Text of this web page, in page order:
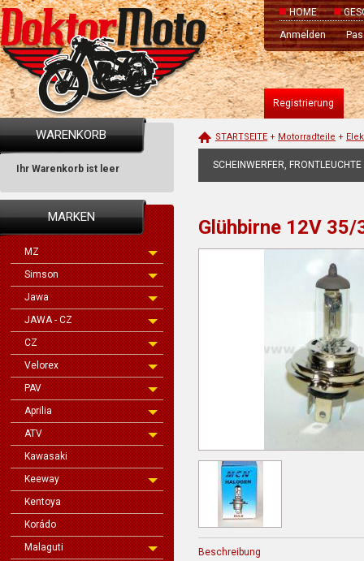
HOME
Anmelden
Registrierung
WARENKORB
Ihr Warenkorb ist leer
MARKEN
MZ
Simson
Jawa
JAWA - CZ
CZ
Velorex
PAV
Aprilia
ATV
Kawasaki
Keeway
Kentoya
Korádo
Malaguti
STARTSEITE + Motorradteile +
SCHEINWERFER, FRONTLEUCHTE
Glühbirne 12V
Beschreibung